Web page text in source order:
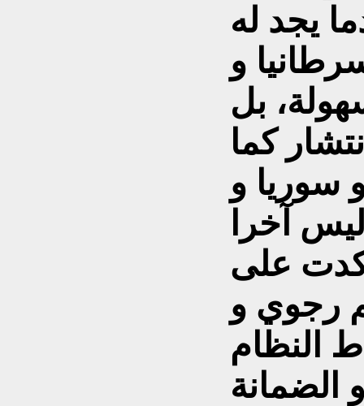
يجد له
و
بل
کما
سوريا و
أکدت على
رجوي و
النظام
الضمانة